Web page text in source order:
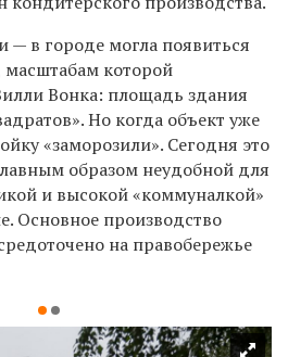
в городе могла появиться
которой
Вонка: площадь здания
Но когда объект уже
«заморозили». Сегодня это
образом неудобной для
и высокой «коммуналкой»
Основное производство
на правобережье